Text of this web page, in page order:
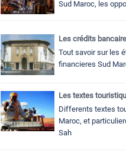
Sud Maroc, les
Les crédits
Tout savoir sur les
financieres Sud
Les textes
Differents textes
Maroc, et
Sah